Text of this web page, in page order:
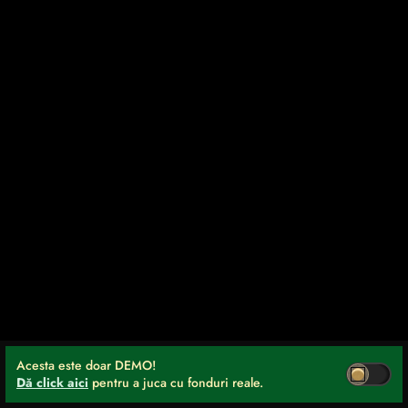
Acesta este doar DEMO!
Dă click aici pentru a juca cu fonduri reale.